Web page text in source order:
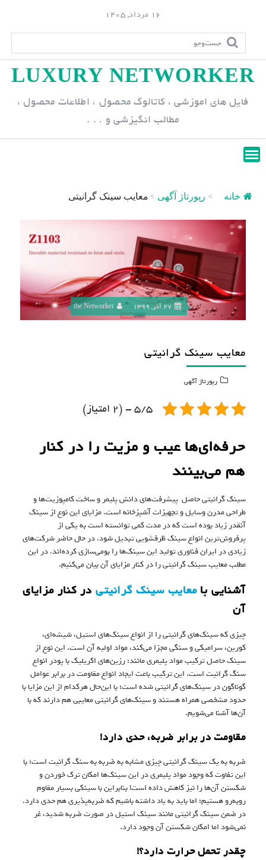
p
n
16 مرداد, 1405
LUXURY NETWORKER
فایل های اموزشی ، کاتالوگ محصول ، اطلاعات محصول ،
مطالب انگیزشی و . . .
خانه > رپورتاژ آگهی > معایب سینک گرانیتی
27 آذر, 1399 the Networker
معایب سینک گرانیتی
رپورتاژ آگهی
5/5 - (2 امتیاز)
حرفه‌ای‌ها عیب و مزیت را در کنار
هم می‌بینند
سینک گرانیتی حاصل پیشرفت‌های دانش پلیمر و ساخت کامپوزیت‌ها و
طراحی مدرن وسایل و تجهیزات آشپزخانه است. مزایای این نوع از سینک
آنقدر زیاد بوده است که در مدت کمی توانسته است به یکی از
پرفروش‌ترین انواع سینک ظرفشویی تبدیل شود. در حال حاضر شرکت‌های
زیادی در ایران فناوری تولید این سینک‌ها را بومی‌سازی کرده‌اند. در این
مطلب معایب سینک گرانیتی را در کنار مزایای آن بیان می‌کنیم.
آشنایی بامعایب سینک گرانیتیدر کنار مزایای
آن
چیزی که سینک‌‎های گرانیتی را از انواع سینک‌های استیل، شیشه‌ای،
کورین، سرامیکی و سنگی مجزا می‌کند، مواد اولیه آن است. این نوع از
سینک حاصل ترکیب مواد پلیمری مانند: رزین‌های اکریلیک با پودر انواع
سنگ گرانیت است. این ترکیب باعث ایجاد انواع مقاومت در برابر عوامل
گوناگون در سینک‌های گرانیتی شده است؛ با این‌حال هرکدام از این مزایا با
حدود مشخصی همراه هستند و سینک‌های گرانیتی معایبی هم دارند که با
آن‌ها آشنا می‌شویم.
مقاومت در برابر ضربه، حدی دارد!
ضربه به یک سینک گرانیتی چیزی مشابه به ضربه به سنگ گرانیت است؛ با
این تفاوت که وجود مواد پلیمری در این سینک‌ها امکان ترک خوردن و
شکستن آن‌ها را نیز کاهش داده است! بنابراین با سینکی بسیار مقاوم
روبه‌رو هستیم؛ اما باید به یاد داشته باشیم که ضربه‌پذیری هم حدی دارد.
در ضمن سینک گرانیتی مانند سینک استیل در صورت ضربه شدید، غر
نمی‌شود اما امکان شکستن آن وجود دارد.
چقدر تحمل حرارت دارد؟!